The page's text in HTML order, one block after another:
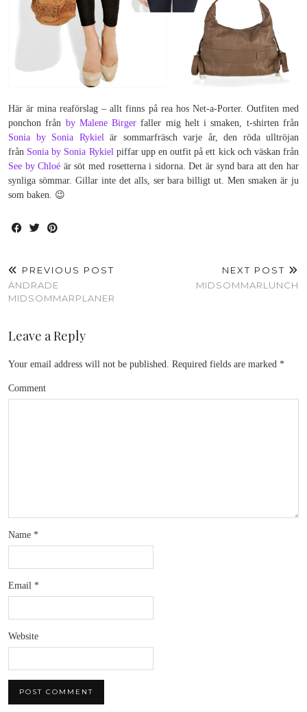
Här är mina reaförslag – allt finns på rea hos Net-a-Porter. Outfiten med
ponchon från by Malene Birger faller mig helt i smaken, t-shirten från
Sonia by Sonia Rykiel är sommarfräsch varje år, den röda ulltröjan
från Sonia by Sonia Rykiel piffar upp en outfit på ett kick och väskan från
See by Chloé är söt med rosetterna i sidorna. Det är synd bara att den har
synliga sömmar. Gillar inte det alls, ser bara billigt ut. Men smaken är ju
som baken. 😉
PREVIOUS POST
ÄNDRADE
MIDSOMMARPLANER
NEXT POST
MIDSOMMARLUNCH
Leave a Reply
Your email address will not be published. Required fields are marked *
Comment
Name *
Email *
Website